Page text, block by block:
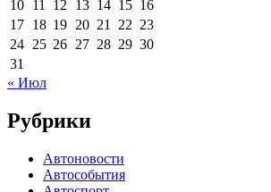
10 11 12 13 14 15 16
17 18 19 20 21 22 23
24 25 26 27 28 29 30
31
« Июл
Рубрики
Автоновости
Автособытия